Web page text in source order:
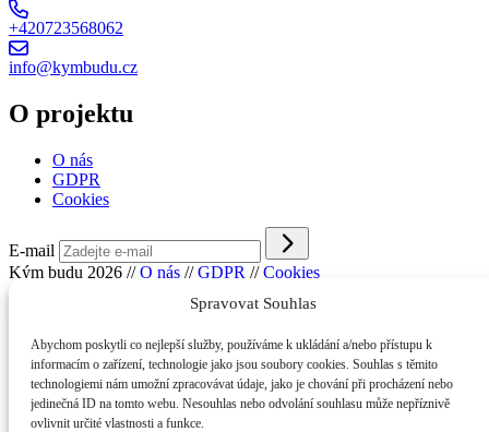
Spravovat Souhlas
Abychom poskytli co nejlepší služby, používáme k ukládání a/nebo přístupu k
informacím o zařízení, technologie jako jsou soubory cookies. Souhlas s těmito
technologiemi nám umožní zpracovávat údaje, jako je chování při procházení nebo
jedinečná ID na tomto webu. Nesouhlas nebo odvolání souhlasu může nepříznivě
ovlivnit určité vlastnosti a funkce.
+420723568062
info@kymbudu.cz
O projektu
O nás
GDPR
Cookies
E-mail
Kým budu 2026 // O nás // GDPR // Cookies